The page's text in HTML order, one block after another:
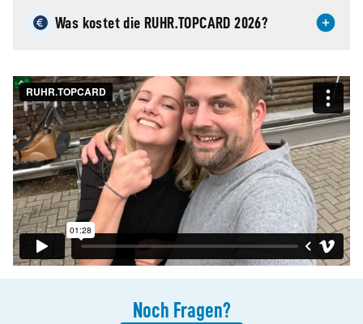
Was kostet die RUHR.TOPCARD 2026?
Noch Fragen?